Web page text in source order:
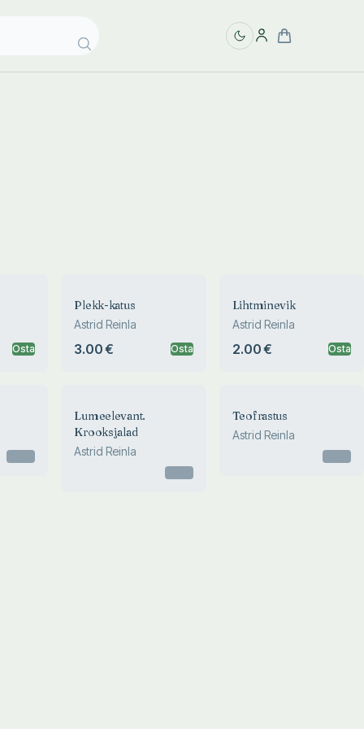
Osta
Plekk-katus
Astrid Reinla
3.00 € Osta
Lihtminevik
Astrid Reinla
2.00 € Osta
Lumeelevant.
Krooksjalad
Astrid Reinla
Teofrastus
Astrid Reinla